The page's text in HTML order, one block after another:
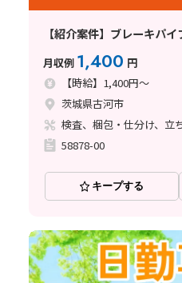
【紹介案件】ブレーキパ
月収例 1,400 円
【時給】1,400円～
茨城県古河市
検査、梱包・仕分け、立
58878-00
キープする